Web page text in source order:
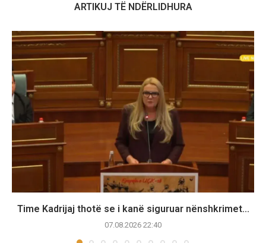
ARTIKUJ TË NDËRLIDHURA
Time Kadrijaj thotë se i kanë siguruar nënshkrimet...
07.08.2026 22:40